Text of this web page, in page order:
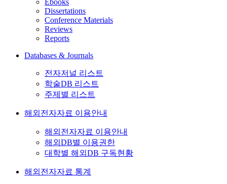
Ebooks
Dissertations
Conference Materials
Reviews
Reports
Databases & Journals
전자저널 리스트
학술DB 리스트
주제별 리스트
해외전자자료 이용안내
해외전자자료 이용안내
해외DB별 이용권한
대학별 해외DB 구독현황
해외전자자료 통계